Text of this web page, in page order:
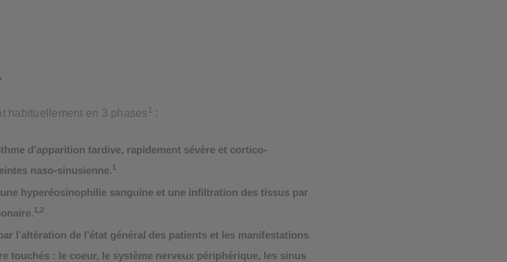
habituellement en 3 phases 1 :
d’apparition tardive, rapidement sévère et cortico-
naso-sinusienne.1
hyperéosinophilie sanguine et une infiltration des tissus par
1,2
l’altération de l’état général des patients et les manifestations
touchés : le coeur, le système nerveux périphérique, les sinus